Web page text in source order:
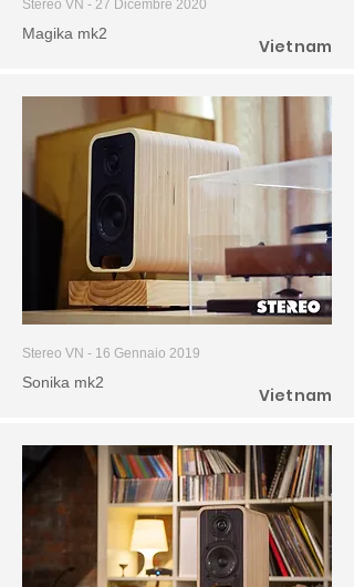
Stereo VN - 27 Dicembre 2020
Magika mk2
Vietnam
Stereo VN - 16 Gennaio 2019
Sonika mk2
Vietnam